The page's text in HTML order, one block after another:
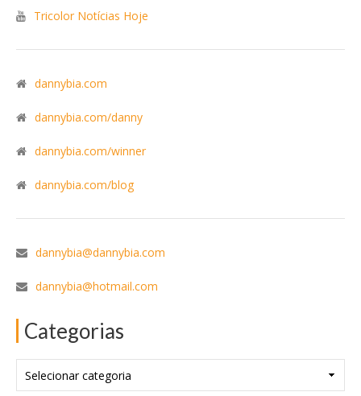
Tricolor Notícias Hoje
dannybia.com
dannybia.com/danny
dannybia.com/winner
dannybia.com/blog
dannybia@dannybia.com
dannybia@hotmail.com
Categorias